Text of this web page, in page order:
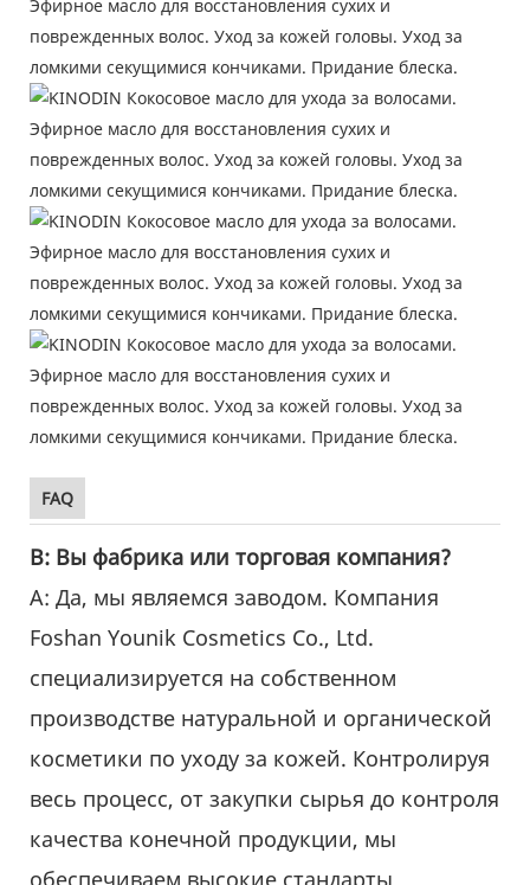
FAQ
В: Вы фабрика или торговая компания?
А: Да, мы являемся заводом. Компания
Foshan Younik Cosmetics Co., Ltd.
специализируется на собственном
производстве натуральной и органической
косметики по уходу за кожей. Контролируя
весь процесс, от закупки сырья до контроля
качества конечной продукции, мы
обеспечиваем высокие стандарты